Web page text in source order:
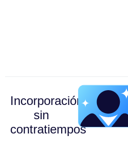
Incorporación
sin
contratiempos